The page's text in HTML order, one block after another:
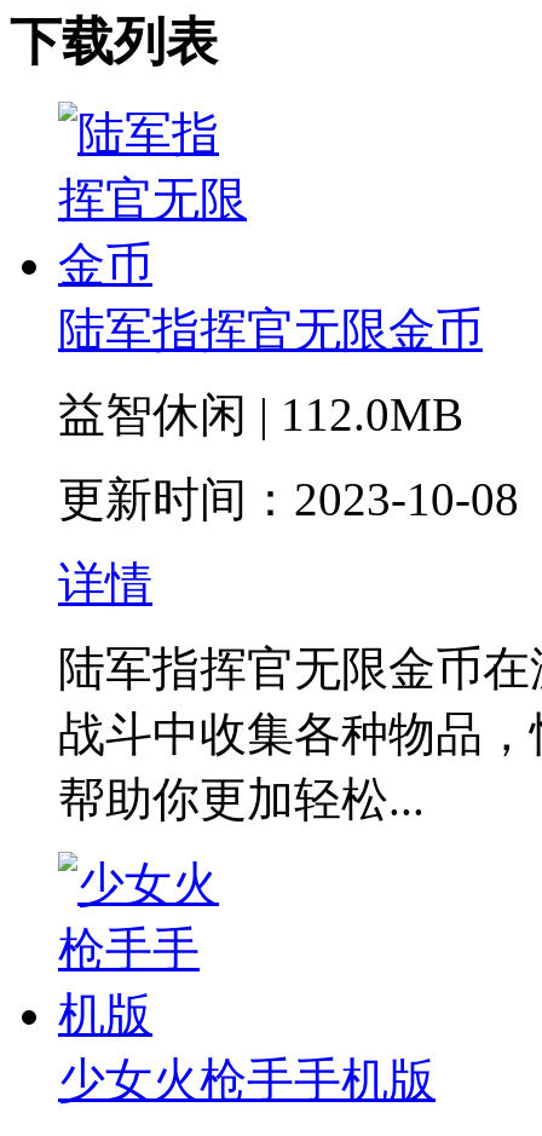
下载列表
陆军指挥官无限金币
益智休闲 | 112.0MB
更新时间：2023-10-08
详情
陆军指挥官无限金币
战斗中收集各种物品
帮助你更加轻松...
少女火枪手手机版